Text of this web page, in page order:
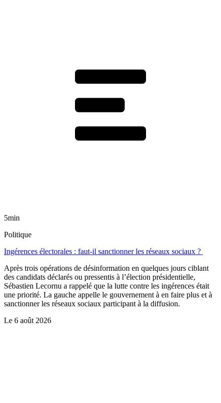
5min
Politique
Ingérences électorales : faut-il sanctionner les réseaux sociaux ?
Après trois opérations de désinformation en quelques jours ciblant
des candidats déclarés ou pressentis à l’élection présidentielle,
Sébastien Lecornu a rappelé que la lutte contre les ingérences était
une priorité. La gauche appelle le gouvernement à en faire plus et à
sanctionner les réseaux sociaux participant à la diffusion.
Le 6 août 2026